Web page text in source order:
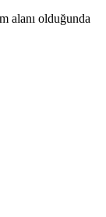
alanı olduğunda